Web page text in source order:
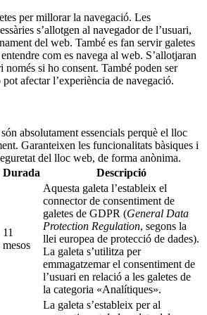
per millorar la navegació. Les
s’allotgen al navegador de l’usuari,
del web. També es fan servir galetes
com es navega al web. S’allotjaran
només si ho consent. També poden ser
afectar l’experiència de navegació.
absolutament essencials perquè el lloc
Garanteixen les funcionalitats bàsiques i
del lloc web, de forma anònima.
Durada Descripció
11
mesos
Aquesta galeta l’estableix el
connector de consentiment de
galetes de GDPR (General Data
Protection Regulation, segons la
llei europea de protecció de dades).
La galeta s’utilitza per
emmagatzemar el consentiment de
l’usuari en relació a les galetes de
la categoria «Analítiques».
La galeta s’estableix per al